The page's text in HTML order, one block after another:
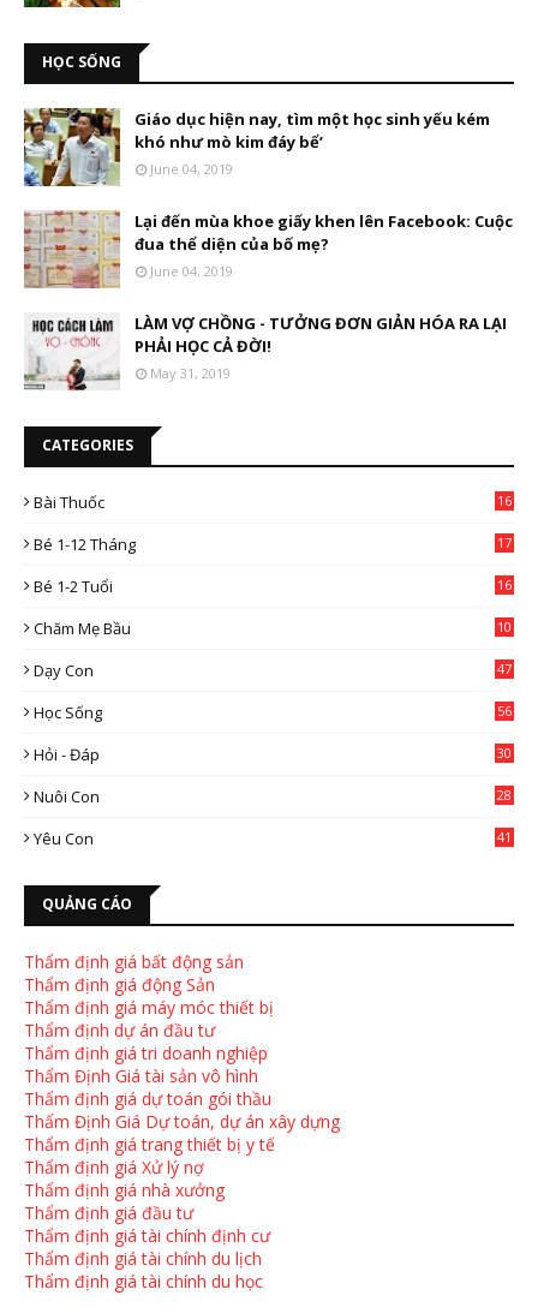
HỌC SỐNG
Giáo dục hiện nay, tìm một học sinh yếu kém
khó như mò kim đáy bể’
June 04, 2019
Lại đến mùa khoe giấy khen lên Facebook: Cuộc
đua thể diện của bố mẹ?
June 04, 2019
LÀM VỢ CHỒNG - TƯỞNG ĐƠN GIẢN HÓA RA LẠI
PHẢI HỌC CẢ ĐỜI!
May 31, 2019
CATEGORIES
Bài Thuốc
16
Bé 1-12 Tháng 17
Bé 1-2 Tuổi 16
Chăm Mẹ Bầu
10
Dạy Con
47
Học Sống 56
Hỏi - Đáp 30
Nuôi Con
28
Yêu Con
41
QUẢNG CÁO
Thẩm định giá bất động sản
Thẩm định giá động Sản
Thẩm định giá máy móc thiết bị
Thẩm định dự án đầu tư
Thẩm định giá tri doanh nghiệp
Thẩm Định Giá tài sản vô hình
Thẩm định giá dự toán gói thầu
Thẩm Định Giá Dự toán, dự án xây dựng
Thẩm định giá trang thiết bị y tế
Thẩm định giá Xử lý nợ
Thẩm định giá nhà xưởng
Thẩm định giá đầu tư
Thẩm định giá tài chính định cư
Thẩm định giá tài chính du lịch
Thẩm định giá tài chính du học